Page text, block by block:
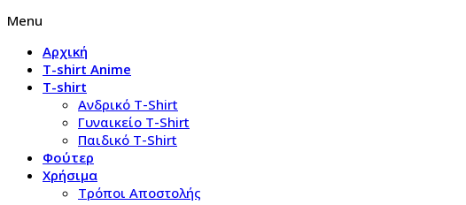
Menu
Αρχική
T-shirt Anime
T-shirt
Aνδρικό Τ-Shirt
Γυναικείο T-Shirt
Παιδικό T-Shirt
Φούτερ
Χρήσιμα
Τρόποι Αποστολής